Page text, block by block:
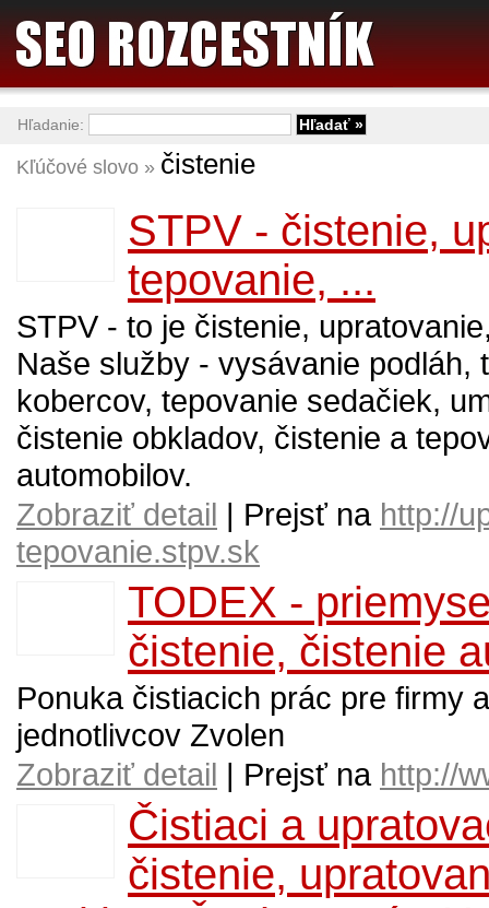
Kľúčové slovo » čistenie
STPV - čistenie,
tepovanie, ...
STPV - to je čistenie,
Naše služby - vysávanie podláh,
kobercov, tepovanie sedačiek,
čistenie obkladov, čistenie a
automobilov.
Zobraziť detail | Prejsť na http://
tepovanie.stpv.sk
TODEX -
čistenie, čistenie
Ponuka čistiacich prác pre firmy
jednotlivcov Zvolen
Zobraziť detail | Prejsť na http://
Čistiaci a
čistenie,
Hľadanie: